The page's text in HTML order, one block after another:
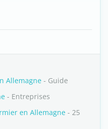
Allemagne - Guide
- Entreprises
en Allemagne - 25